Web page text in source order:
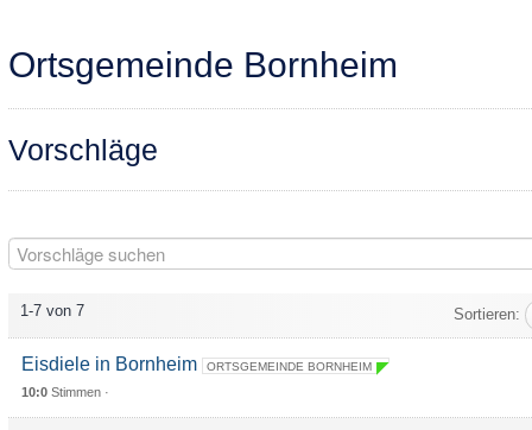
Ortsgemeinde Bornheim
Vorschläge
1-7 von 7 Sortieren:
Eisdiele in Bornheim ORTSGEMEINDE BORNHEIM
10:0Stimmen ·